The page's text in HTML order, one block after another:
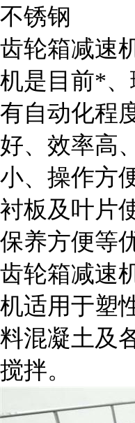
不锈钢
齿轮箱减速
机是目前*
有自动化程
好、效率高
小、操作方
衬板及叶片
保养方便等
齿轮箱减速
机适用于塑
料混凝土及
搅拌。